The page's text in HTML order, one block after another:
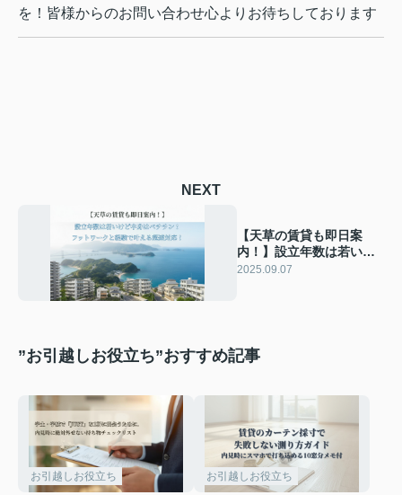
を！皆様からのお問い合わせ心よりお待ちしております
NEXT
【天草の賃貸も即日案
内！】設立年数は若いけ
ど中身はベテラン！フッ
2025.09.07
”お引越しお役立ち”おすすめ記事
お引越しお役立ち お引越しお役立ち